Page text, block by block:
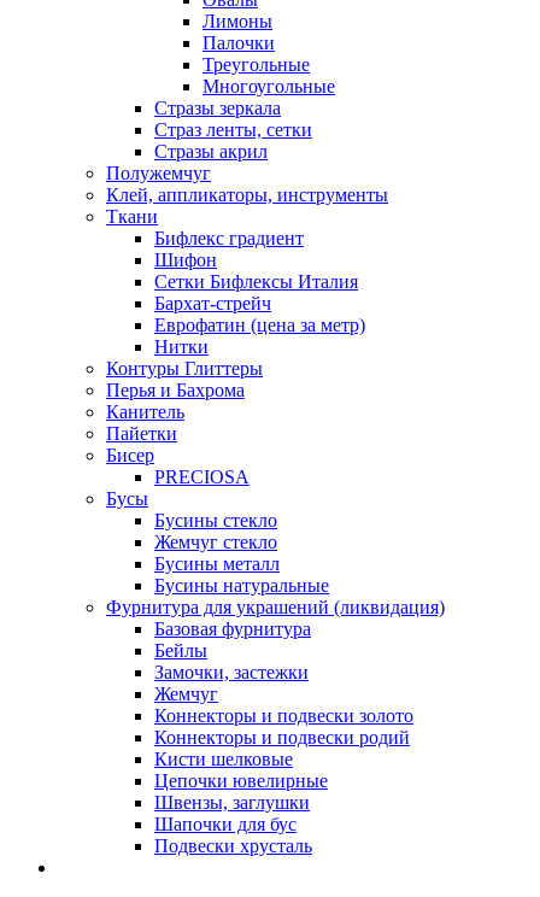
Лимоны
Палочки
Треугольные
Многоугольные
Стразы зеркала
Страз ленты, сетки
Стразы акрил
Полужемчуг
Клей, аппликаторы, инструменты
Ткани
Бифлекс градиент
Шифон
Сетки Бифлексы Италия
Бархат-стрейч
Еврофатин (цена за метр)
Нитки
Контуры Глиттеры
Перья и Бахрома
Канитель
Пайетки
Бисер
PRECIOSA
Бусы
Бусины стекло
Жемчуг стекло
Бусины металл
Бусины натуральные
Фурнитура для украшений (ликвидация)
Базовая фурнитура
Бейлы
Замочки, застежки
Жемчуг
Коннекторы и подвески золото
Коннекторы и подвески родий
Кисти шелковые
Цепочки ювелирные
Швензы, заглушки
Шапочки для бус
Подвески хрусталь